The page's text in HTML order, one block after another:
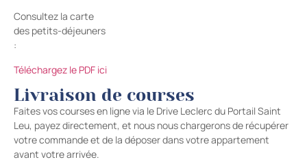
Consultez la carte
des petits-déjeuners
:
Téléchargez le PDF ici
Livraison de courses
Faites vos courses en ligne via le Drive Leclerc du Portail Saint
Leu, payez directement, et nous nous chargerons de récupérer
votre commande et de la déposer dans votre appartement
avant votre arrivée.